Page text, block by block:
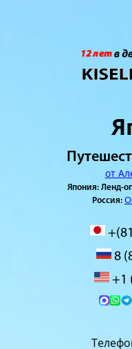
от
Япония: Ленд-
Россия:
8
+1